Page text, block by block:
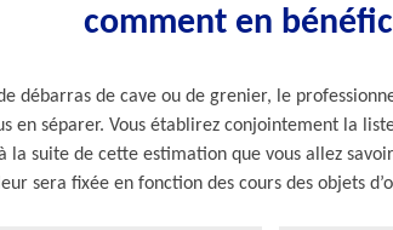
comment en
débarras de cave ou de grenier, le
en séparer. Vous établirez conjointement la
la suite de cette estimation que vous allez
sera fixée en fonction des cours des objets